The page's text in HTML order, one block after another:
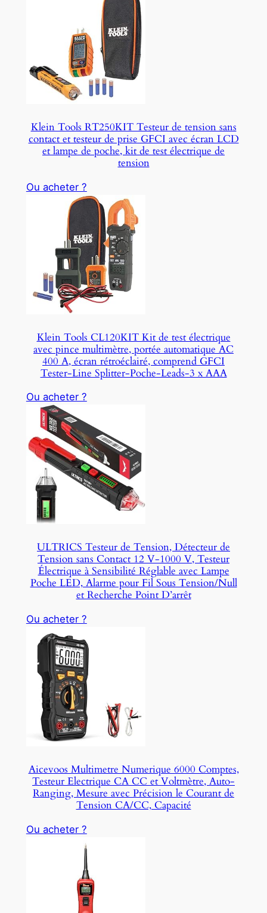
Klein Tools RT250KIT Testeur de tension sans
contact et testeur de prise GFCI avec écran LCD
et lampe de poche, kit de test électrique de
tension
Ou acheter ?
Klein Tools CL120KIT Kit de test électrique
avec pince multimètre, portée automatique AC
400 A, écran rétroéclairé, comprend GFCI
Tester-Line Splitter-Poche-Leads-3 x AAA
Ou acheter ?
ULTRICS Testeur de Tension, Détecteur de
Tension sans Contact 12 V-1000 V, Testeur
Électrique à Sensibilité Réglable avec Lampe
Poche LED, Alarme pour Fil Sous Tension/Null
et Recherche Point D’arrêt
Ou acheter ?
Aicevoos Multimetre Numerique 6000 Comptes,
Testeur Electrique CA CC et Voltmètre, Auto-
Ranging, Mesure avec Précision le Courant de
Tension CA/CC, Capacité
Ou acheter ?